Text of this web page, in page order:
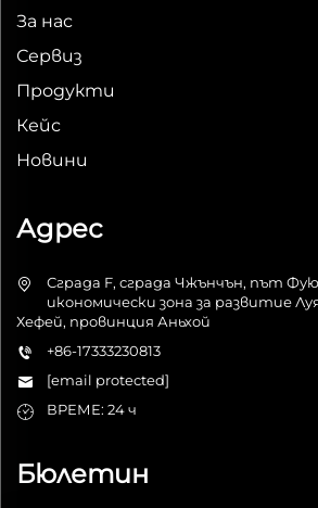
За нас
Сервиз
Продукти
Кейс
Новини
Адрес
Сграда F, сграда Чжънчън, път
икономически зона за развитие
Хефей, провинция Аньхой
+86-17333230813
[email protected]
ВРЕМЕ: 24 ч
Бюлетин